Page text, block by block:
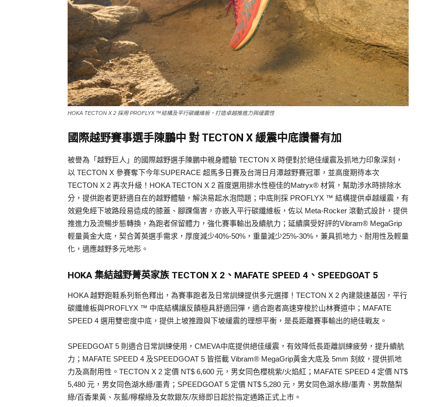
HOKA TECTON X 2 採用 PROFLYX ™結構及平行碳纖維板，打造卓越推進力與緩震性
國際越野賽事選手陳鵬中 對 TECTON X 緩震中底讚譽有加
被譽為「越野巨人」的國際越野選手陳鵬中親身體驗 TECTON X 時便對於絕佳緩震及抓地力印象深刻，
以 TECTON X 參賽奪下今年SUPERACE 超馬多日賽及台灣日月潭越野賽冠軍，並高度期待本次
TECTON X 2 再次升級！HOKA TECTON X 2 首度選用排水性極佳的Matryx® 材質，幫助涉水時排除水
分，提供跑者更舒適自在的越野體驗，解決易起水泡問題；中底則採 PROFLYX ™ 結構提供卓越緩震，有
效避免經下坡路段易造成的膝蓋、腳踝傷害，亦嵌入平行碳纖維板，佐以 Meta-Rocker 滾動式設計，提供
推進力及流暢步態轉換，為跑者保留體力，強化賽事輸出及續航力；延續廣受好評的Vibram® MegaGrip
輕量黃金大底，契合菁英選手需求，厚度減少40%-50%，重量減少25%-30%，兼具抓地力、耐用性及輕量
化，適應越野多元地形。
HOKA 集結越野菁英家族 TECTON X 2、MAFATE SPEED 4、SPEEDGOAT 5
HOKA 越野跑鞋系列新色釋出，為賽事跑者及日常訓練提供多元選擇！TECTON X 2 內建競速基因，平行
碳纖維板與PROFLYX ™ 中底結構讓反饋極具舒適回彈，適合跑者高速穿梭於山林賽道中；MAFATE
SPEED 4 選用雙密度中底，提供上坡推蹬與下坡緩震的理想平衡，是長距離賽事輸出的絕佳戰友。
SPEEDGOAT 5 則適合日常訓練使用，CMEVA中底提供絕佳緩震，有效降低長距離訓練疲勞，提升續航
力；MAFATE SPEED 4 及SPEEDGOAT 5 皆搭載 Vibram® MegaGrip黃金大底及 5mm 刻紋，提供抓地
力及高耐用性。TECTON X 2 定價 NT$ 6,600 元，男女同色櫻桃紫/火焰紅；MAFATE SPEED 4 定價 NT$
5,480 元，男女同色湖水綠/墨青；SPEEDGOAT 5 定價 NT$ 5,280 元，男女同色湖水綠/墨青、男款酪梨
綠/百香果黃、灰藍/檸檬綠及女款銀灰/灰綠即日起於指定通路正式上市。